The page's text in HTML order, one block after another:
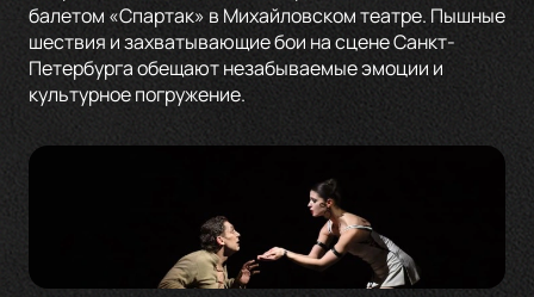
балетом «Спартак» в Михайловском театре. Пышные
шествия и захватывающие бои на сцене Санкт-
Петербурга обещают незабываемые эмоции и
культурное погружение.